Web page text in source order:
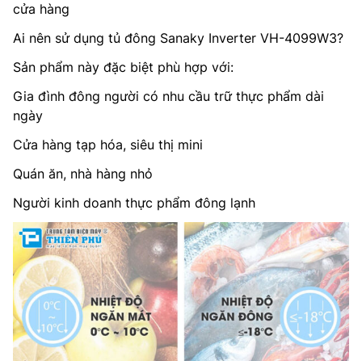
cửa hàng
Ai nên sử dụng tủ đông Sanaky Inverter VH-4099W3?
Sản phẩm này đặc biệt phù hợp với:
Gia đình đông người có nhu cầu trữ thực phẩm dài
ngày
Cửa hàng tạp hóa, siêu thị mini
Quán ăn, nhà hàng nhỏ
Người kinh doanh thực phẩm đông lạnh